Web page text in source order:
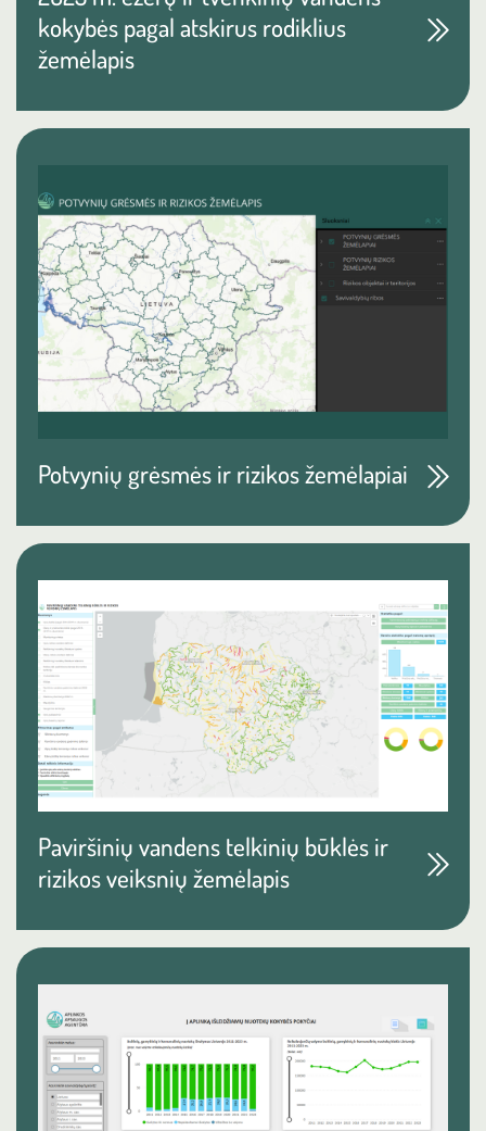
kokybės pagal atskirus rodiklius
žemėlapis
Potvynių grėsmės ir rizikos žemėlapiai
Paviršinių vandens telkinių būklės ir
rizikos veiksnių žemėlapis